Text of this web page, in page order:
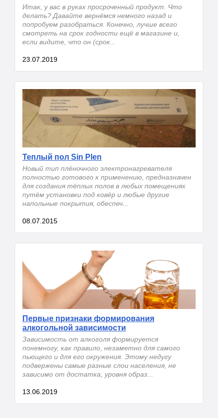
Итак, у вас в руках просроченный продукт. Что
делать? Давайте вернёмся немного назад и
попробуем разобраться. Конечно, лучше всего
смотреть на срок годности ещё в магазине и,
если видите, что он (срок...
23.07.2019
Теплый пол Sin Plen
Новый тип плёночного электронагревателя
полностью готового к применению, предназначен
для создания тёплых полов в любых помещениях
путём установки под ковёр и любые другие
напольные покрытия, обеспеч...
08.07.2015
Первые признаки формирования
алкогольной зависимости
Зависимость от алкоголя формируется
понемногу, как правило, незаметно для самого
пьющего и для его окружения. Этому недугу
подвержены самые разные слои населения, не
зависимо от достатка, уровня образ...
13.06.2019